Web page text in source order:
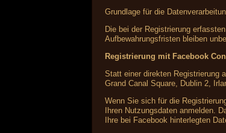
Grundlage für die
Die bei der Registrierung
Aufbewahrungsfristen bleiben
Registrierung mit Facebook
Statt einer direkten Registrierung
Grand Canal Square, Dublin 2,
Wenn Sie sich für die
Ihren Nutzungsdaten anmelden.
Ihre bei Facebook hinterlegten